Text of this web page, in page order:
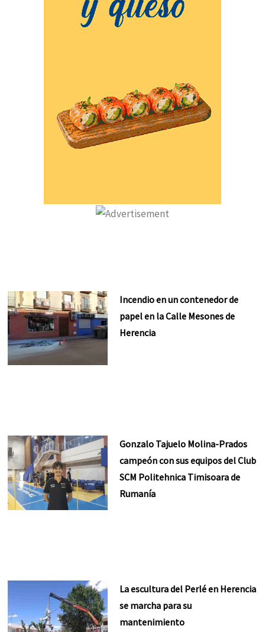
Incendio en un contenedor de
papel en la Calle Mesones de
Herencia
Gonzalo Tajuelo Molina-Prados
campeón con sus equipos del Club
SCM Politehnica Timisoara de
Rumanía
La escultura del Perlé en Herencia
se marcha para su
mantenimiento